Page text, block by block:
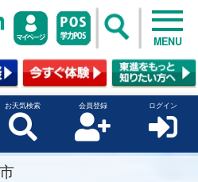
MENU
お天気検索 会員登録 ログイン